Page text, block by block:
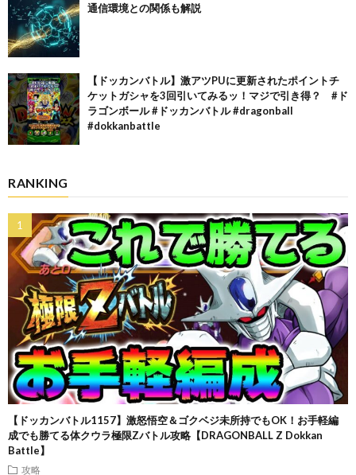
通信環境との関係も解説
【ドッカンバトル】激アツPUに更新されたポイントチ
ケットガシャを3回引いてみるッ！マジで引き得？ #ド
ラゴンボール #ドッカンバトル #dragonball
#dokkanbattle
RANKING
【ドッカンバトル1157】激怒悟空＆ゴクベジ未所持でもOK！お手軽編
成でも勝てる体クウラ極限Zバトル攻略【DRAGONBALL Z Dokkan
Battle】
攻略